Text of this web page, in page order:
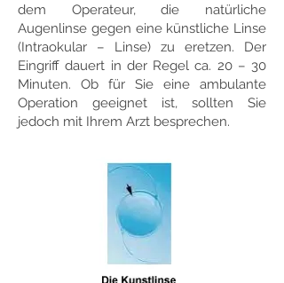
dem Operateur, die natürliche
Augenlinse gegen eine künstliche Linse
(Intraokular – Linse) zu eretzen. Der
Eingriff dauert in der Regel ca. 20 – 30
Minuten. Ob für Sie eine ambulante
Operation geeignet ist, sollten Sie
jedoch mit Ihrem Arzt besprechen.